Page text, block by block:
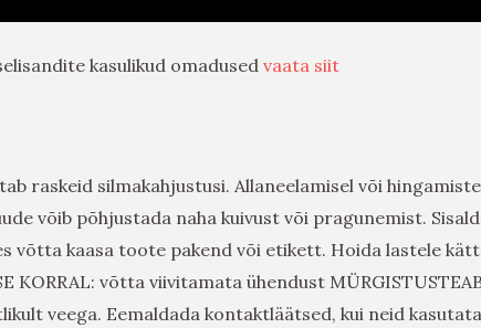
kasulikud omadused vaata siit
raskeid silmakahjustusi. Allaneelamisel või
võib põhjustada naha kuivust või pragunemist.
võtta kaasa toote pakend või etikett. Hoida lastele
KORRAL: võtta viivitamata ühendust
veega. Eemaldada kontaktläätsed, kui neid